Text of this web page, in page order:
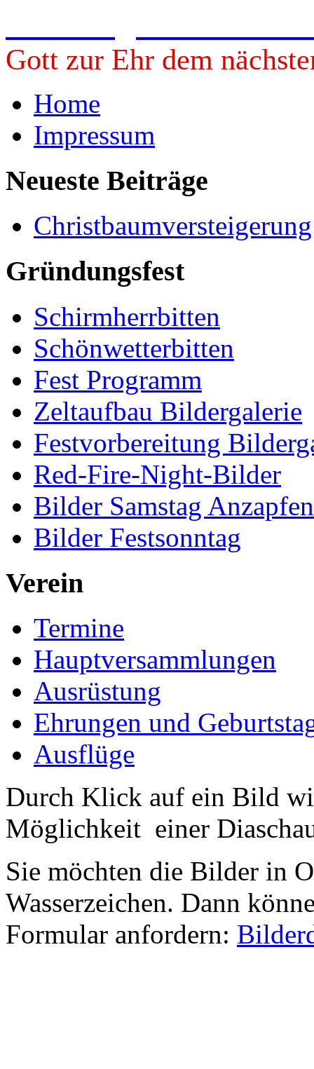
Gott zur Ehr dem
Home
Impressum
Neueste Beiträge
Gründungsfest
Schirmherrbitten
Schönwetterbitten
Fest Programm
Zeltaufbau Bildergalerie
Festvorbereitung
Red-Fire-Night-Bilder
Bilder Samstag
Bilder Festsonntag
Verein
Termine
Hauptversammlungen
Ausrüstung
Ehrungen und
Ausflüge
Durch Klick auf ein Bild
Möglichkeit einer
Sie möchten die Bilder in
Wasserzeichen. Dann
Formular anfordern: